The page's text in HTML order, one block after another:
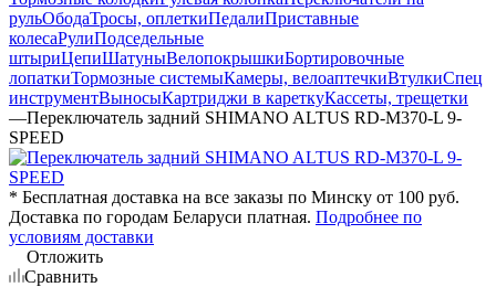
рульОбодаТросы, оплеткиПедалиПриставные
колесаРулиПодседельные
штыриЦепиШатуныВелопокрышкиБортировочные
лопаткиТормозные системыКамеры, велоаптечкиВтулкиСпец
инструментВыносыКартриджи в кареткуКассеты, трещетки
—Переключатель задний SHIMANO ALTUS RD-M370-L 9-
SPEED
* Бесплатная доставка на все заказы по Минску от 100 руб.
Доставка по городам Беларуси платная. Подробнее по
условиям доставки
Отложить
Сравнить